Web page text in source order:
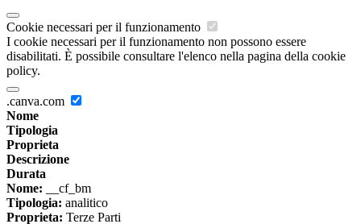
Cookie necessari per il funzionamento
I cookie necessari per il funzionamento non possono essere
disabilitati. È possibile consultare l'elenco nella pagina della cookie
policy.
.canva.com
Nome
Tipologia
Proprieta
Descrizione
Durata
Nome: __cf_bm
Tipologia: analitico
Proprieta: Terze Parti